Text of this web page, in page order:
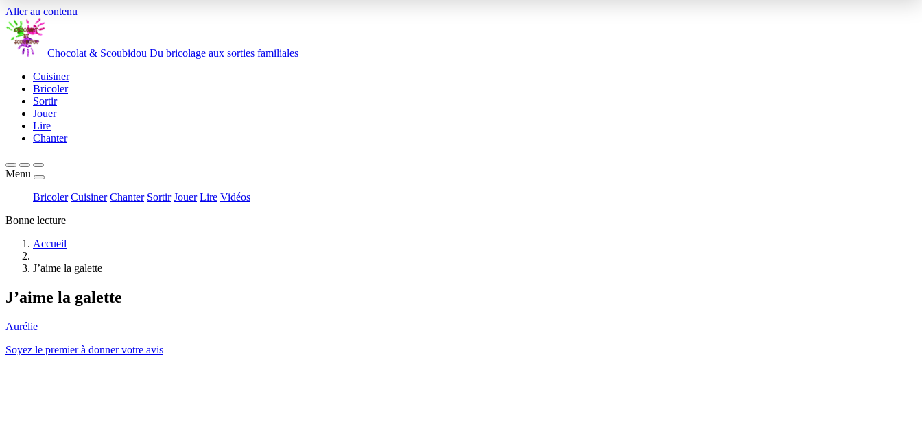
Aller au contenu
Chocolat & Scoubidou Du bricolage aux sorties familiales
Cuisiner
Bricoler
Sortir
Jouer
Lire
Chanter
Menu
Bricoler Cuisiner Chanter Sortir Jouer Lire Vidéos
Bonne lecture
Accueil
J’aime la galette
J’aime la galette
Aurélie
Soyez le premier à donner votre avis